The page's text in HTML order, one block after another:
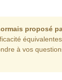
proposé
équivalentes.
à vos